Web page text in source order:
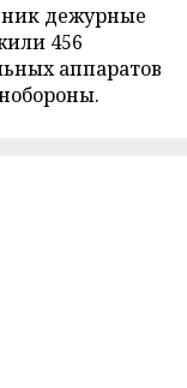
дежурные
456
аппаратов